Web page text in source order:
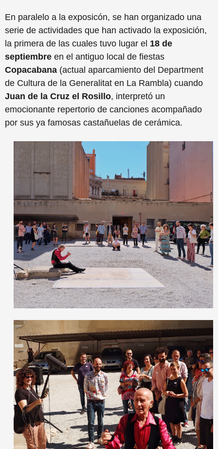
En paralelo a la exposicón, se han organizado una
serie de actividades que han activado la exposición,
la primera de las cuales tuvo lugar el 18 de
septiembre en el antiguo local de fiestas
Copacabana (actual aparcamiento del Department
de Cultura de la Generalitat en La Rambla) cuando
Juan de la Cruz el Rosillo, interpretó un
emocionante repertorio de canciones acompañado
por sus ya famosas castañuelas de cerámica.